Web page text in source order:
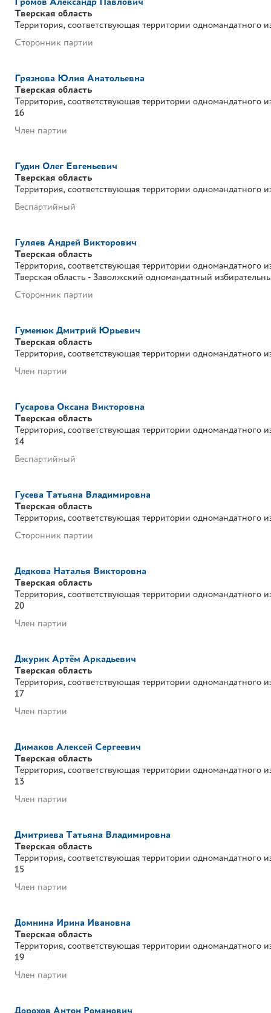
Тверская область
Территория, соответствующая территории
Сторонник партии
Грязнова Юлия Анатольевна
Тверская область
Территория, соответствующая территории
16
Член партии
Гудин Олег Евгеньевич
Тверская область
Территория, соответствующая территории
Беспартийный
Гуляев Андрей Викторович
Тверская область
Территория, соответствующая территории
Тверская область - Заволжский одномандатный
Сторонник партии
Гуменюк Дмитрий Юрьевич
Тверская область
Территория, соответствующая территории
Член партии
Гусарова Оксана Викторовна
Тверская область
Территория, соответствующая территории
14
Беспартийный
Гусева Татьяна Владимировна
Тверская область
Территория, соответствующая территории
Сторонник партии
Дедкова Наталья Викторовна
Тверская область
Территория, соответствующая территории
20
Член партии
Джурик Артём Аркадьевич
Тверская область
Территория, соответствующая территории
17
Член партии
Димаков Алексей Сергеевич
Тверская область
Территория, соответствующая территории
13
Член партии
Дмитриева Татьяна Владимировна
Тверская область
Территория, соответствующая территории
15
Член партии
Домнина Ирина Ивановна
Тверская область
Территория, соответствующая территории
19
Член партии
Дорохов Антон Романович